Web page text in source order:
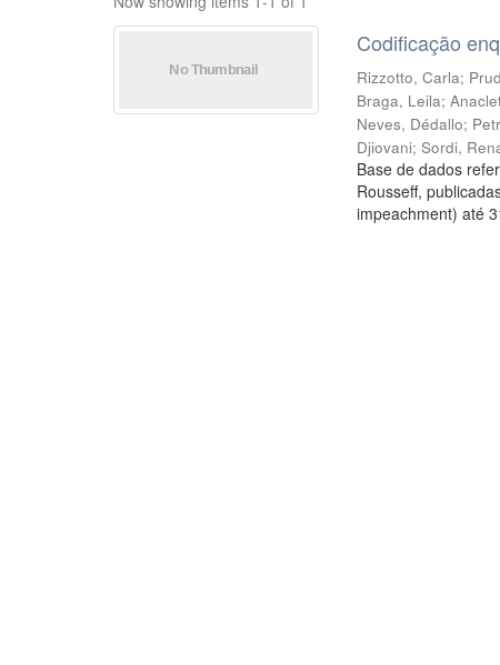
Codificação
Rizzotto, Carla;
Braga, Leila;
Neves, Dédallo;
Djiovani;Sordi,
Base de dados
Rousseff,
impeachment) até